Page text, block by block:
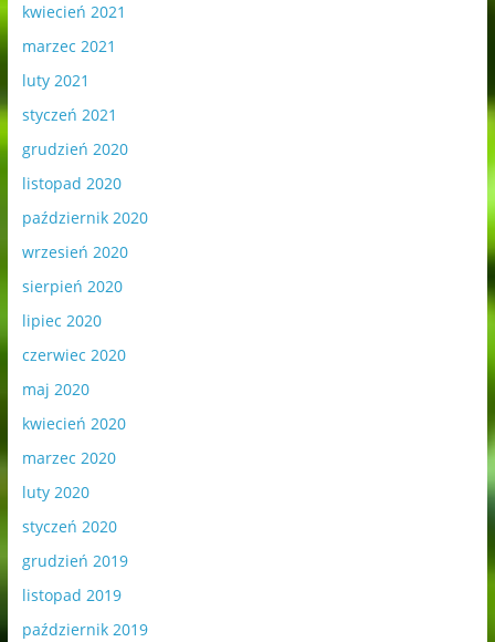
kwiecień 2021
marzec 2021
luty 2021
styczeń 2021
grudzień 2020
listopad 2020
październik 2020
wrzesień 2020
sierpień 2020
lipiec 2020
czerwiec 2020
maj 2020
kwiecień 2020
marzec 2020
luty 2020
styczeń 2020
grudzień 2019
listopad 2019
październik 2019